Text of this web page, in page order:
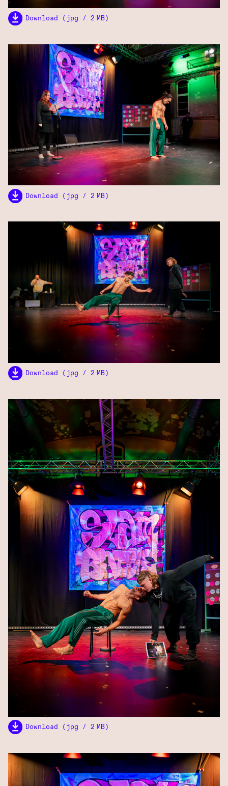
Download (jpg / 2 MB)
Download (jpg / 2 MB)
Download (jpg / 2 MB)
Download (jpg / 2 MB)